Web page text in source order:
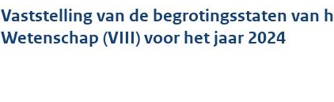
a
n
Vaststelling van de begrotingsstaten van
Wetenschap (VIII) voor het jaar 2024